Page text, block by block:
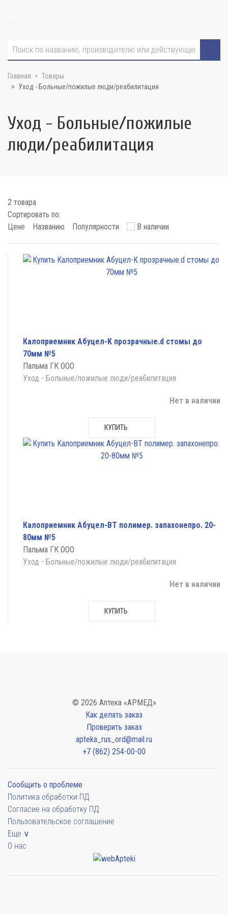
Главная
Товары
Уход - Больные/пожилые люди/реабилитация
Уход - Больные/пожилые
люди/реабилитация
2 товара
Сортировать по:
Цене
Названию Популярности В наличии
Калоприемник Абуцел-K прозрачные.d стомы до
70мм №5
Пальма ГК ООО
Уход - Больные/пожилые люди/реабилитация
Нет в наличии
КУПИТЬ
Калоприемник Абуцел-ВТ полимер. запахонепро. 20-
80мм №5
Пальма ГК ООО
Уход - Больные/пожилые люди/реабилитация
Нет в наличии
КУПИТЬ
© 2026 Аптека «АРМЕД»
Как делать заказ
Проверить заказ
apteka_rus_ord@mail.ru
+7 (862) 254-00-00
Сообщить о проблеме
Политика обработки ПД
Согласие на обработку ПД
Пользовательское соглашение
Еще ∨
О нас